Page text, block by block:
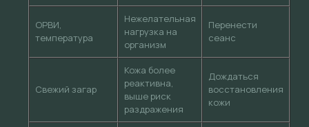
ОРВИ,
температура
Нежелательная
нагрузка на
организм
Перенести
сеанс
Свежий загар
Кожа более
реактивна,
выше риск
раздражения
Дождаться
восстановления
кожи